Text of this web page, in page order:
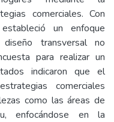
comerciales. Con
un enfoque
transversal no
para realizar un
indicaron que el
comerciales
como las áreas de
enfocándose en la